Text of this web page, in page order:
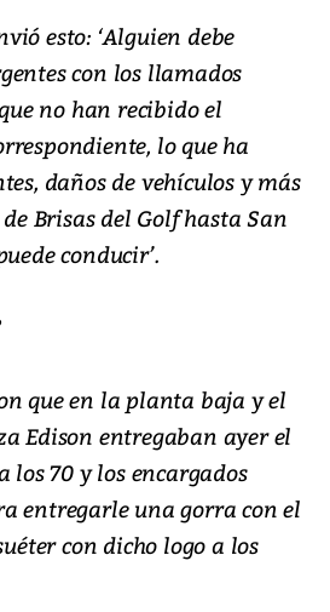
esto: ‘Alguien debe
con los llamados
no han recibido el
lo que ha
daños de vehículos y más
Brisas del Golf hasta San
conducir’.
que en la planta baja y el
Edison entregaban ayer el
los 70 y los encargados
entregarle una gorra con el
con dicho logo a los